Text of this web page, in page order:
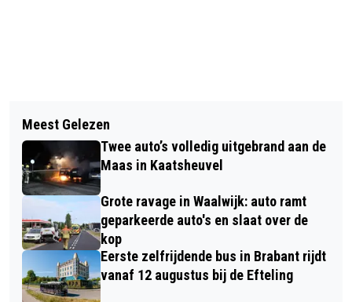
ZWEMBAD ZIDEWINDE OPENT DIT
WEEKEND DE DEUREN VOOR
RECREATIEF ZWEMMEN
BUURTHUIS PANNEHOEF
ORGANISEERT OPNIEUW POPULAIRE
HOUTBEWERKINGSMIDDAG
Meest Gelezen
Twee auto’s volledig uitgebrand aan de
Maas in Kaatsheuvel
Grote ravage in Waalwijk: auto ramt
geparkeerde auto's en slaat over de
kop
Eerste zelfrijdende bus in Brabant rijdt
vanaf 12 augustus bij de Efteling